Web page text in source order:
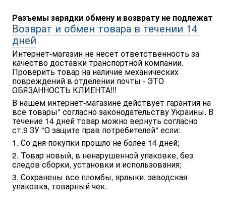
Разъемы зарядки обмену и возврату не подлежат
Возврат и обмен товара в течении 14
дней
Интернет-магазин не несет ответственность за
качество доставки транспортной компании.
Проверить товар на наличие механических
повреждений в отделении почты - ЭТО
ОБЯЗАННОСТЬ КЛИЕНТА!!!
В нашем интернет-магазине действует гарантия на
все товары* согласно законодательству Украины. В
течение 14 дней товар можно вернуть согласно
ст.9 ЗУ "О защите прав потребителей" если:
1. Со дня покупки прошло не более 14 дней;
2. Товар новый, в ненарушенной упаковке, без
следов сборки, установки и использования;
3. Сохранены все пломбы, ярлыки, заводская
упаковка, товарный чек.